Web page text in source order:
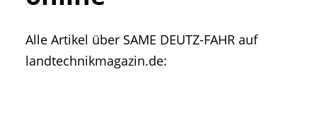
• Messen und Veranstaltungen
• Mitteilung der Redaktion
Alle Artikel über SAME DEUTZ-FAHR auf
landtechnikmagazin.de: